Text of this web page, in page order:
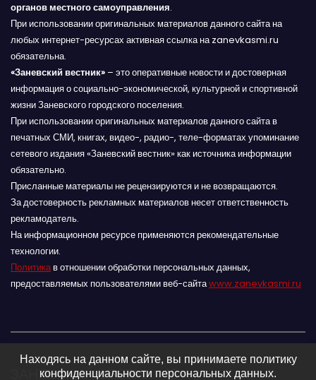
органов местного самоуправления.
При использовании оригинальных материалов данного сайта на
любых интернет-ресурсах активная ссылка на zanevkasmi.ru
обязательна.
«Заневский вестник» – это оперативные новости и достоверная
информация о социально-экономической, культурной и спортивной
жизни Заневского городского поселения.
При использовании оригинальных материалов данного сайта в
печатных СМИ, книгах, видео-, радио-, теле-форматах упоминание
сетевого издания «Заневский вестник» как источника информации
обязательно.
Присланные материалы не рецензируются и не возвращаются.
За достоверность рекламных материалов несет ответственность
рекламодатель.
На информационном ресурсе применяются рекомендательные
технологии.
Политикав отношении обработки персональных данных,
предоставляемых пользователями веб-сайтаwww.zanevkasmi.ru
ЗАНЕВСКИЙ ВЕСТНИК 16+
Находясь на данном сайте, вы принимаете политику
конфиденциальности персональных данных.